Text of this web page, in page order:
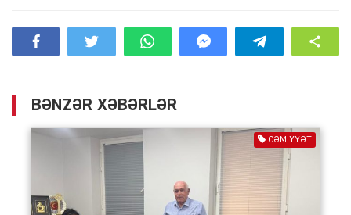
BƏNZƏR XƏBƏRLƏR
CƏMIYYƏT